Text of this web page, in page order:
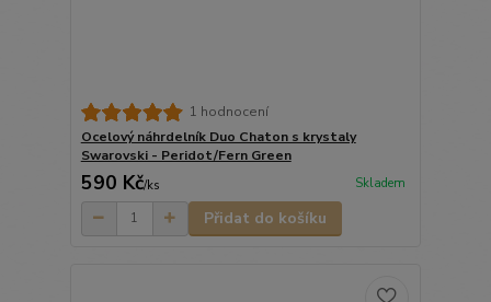
1 hodnocení
Ocelový náhrdelník Duo Chaton s krystaly
Swarovski - Peridot/Fern Green
590 Kč/ks Skladem
Přidat do košíku